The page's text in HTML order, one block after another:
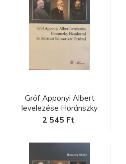
Gróf Apponyi Albert
levelezése Horánszky
Nándorra...
2 545 Ft